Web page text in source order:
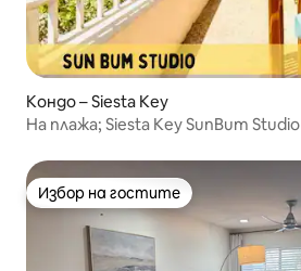
Кондо – Siesta Key
На плажа; Siesta Key SunBum Studio
Избор на гостите
Избор на гостите